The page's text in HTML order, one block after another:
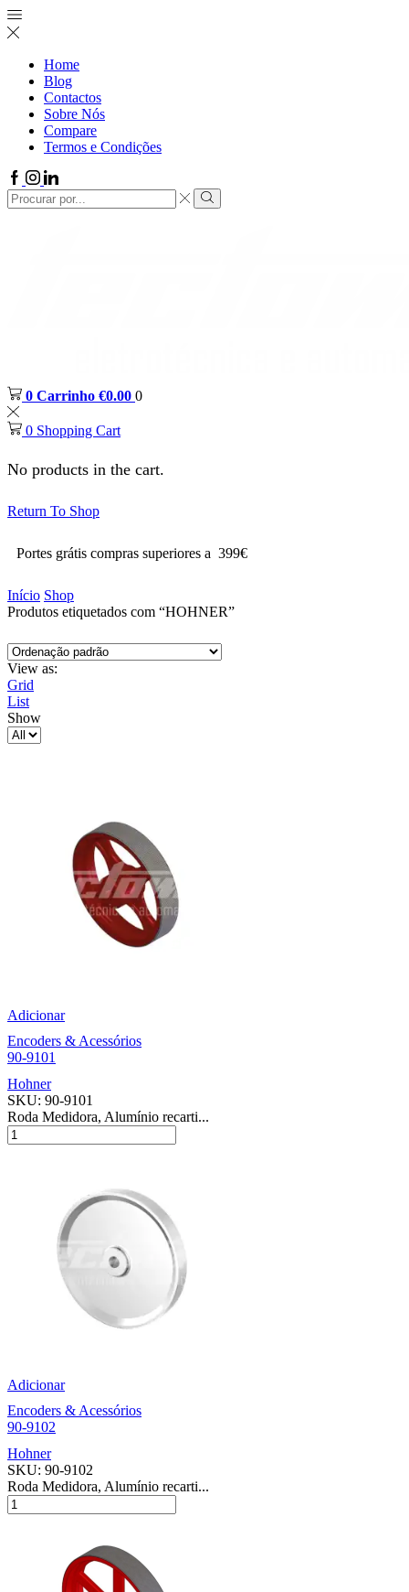
Home
Blog
Contactos
Sobre Nós
Compare
Termos e Condições
0 Carrinho €0.00 0
0 Shopping Cart
No products in the cart.
Return To Shop
Portes grátis compras superiores a 399€
Início Shop
Produtos etiquetados com “HOHNER”
View as:
Grid
List
Show
Adicionar
Encoders & Acessórios
90-9101
Hohner
SKU: 90-9101
Roda Medidora, Alumínio recarti...
Adicionar
Encoders & Acessórios
90-9102
Hohner
SKU: 90-9102
Roda Medidora, Alumínio recarti...